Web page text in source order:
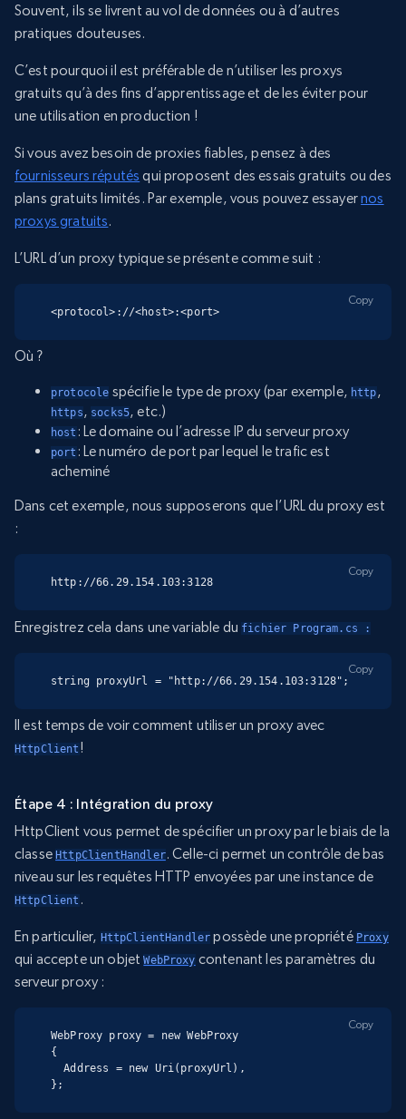
Souvent, ils se livrent au vol de données ou à d’autres
pratiques douteuses.
C’est pourquoi il est préférable de n’utiliser les proxys
gratuits qu’à des fins d’apprentissage et de les éviter pour
une utilisation en production !
Si vous avez besoin de proxies fiables, pensez à des
fournisseurs réputés qui proposent des essais gratuits ou des
plans gratuits limités. Par exemple, vous pouvez essayernos
proxys gratuits.
L’URL d’un proxy typique se présente comme suit :
<protocol>://<host>:<port>
Copy
Où ?
protocole spécifie le type de proxy (par exemple, http,
https, socks5, etc.)
host : Le domaine ou l’adresse IP du serveur proxy
port : Le numéro de port par lequel le trafic est
acheminé
Dans cet exemple, nous supposerons que l’URL du proxy est
:
http://66.29.154.103:3128
Copy
Enregistrez cela dans une variable du fichier Program.cs :
string proxyUrl = "http://66.29.154.103:3128";
Copy
Il est temps de voir comment utiliser un proxy avec
HttpClient !
Étape 4 : Intégration du proxy
HttpClient vous permet de spécifier un proxy par le biais de la
classeHttpClientHandler. Celle-ci permet un contrôle de bas
niveau sur les requêtes HTTP envoyées par une instance de
HttpClient .
En particulier, HttpClientHandler possède une propriété Proxy
qui accepte un objetWebProxy contenant les paramètres du
serveur proxy :
WebProxy proxy = new WebProxy
{
  Address = new Uri(proxyUrl),
};
Copy